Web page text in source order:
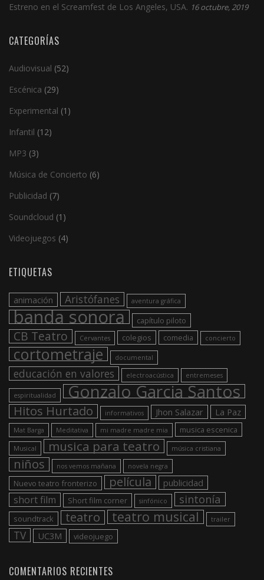
Estreno en el Screamfest de Los Angeles, USA. 16 octubre, 2019
CATEGORÍAS
Audiovisual (52)
Escénica (29)
Experimental (1)
Infantil (12)
MP3 (3)
Música de Concierto (6)
Publicidad (7)
Soundcloud (1)
Videojuegos (4)
ETIQUETAS
animación Aristófanes aventura gráfica
banda sonora capítulo piloto
CB Teatro Cervantes colegios comedia concierto
cortometraje documental
educación en valores electroacústica entremeses
espiritualidad Gonzalo Garcia Santos
Hitos Hurtado informativos Jhon Salazar La Paz
Mat Barga Meditativa mi madre madre mia musica escenica
Musical musica para teatro música cristiana
niños nos vemos mañana novela negra
Nuevo teatro fronterizo película publicidad
short film Short film corner sinfónico sintonía
soundtrack teatro teatro musical trailer
TV UC3M videojuego
COMENTARIOS RECIENTES